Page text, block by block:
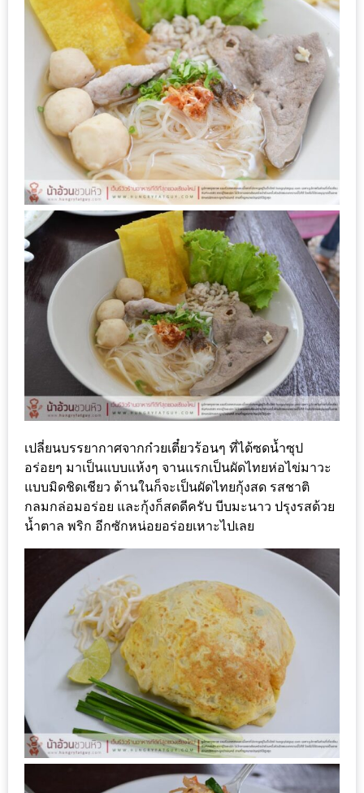
กั๋น
บน
INSTAGRAM
รวม
โปร
โม
ชั่
นวัน
แม่
แห่ง
ชาติ
ร้าน
หมู
กระทะ
ทั่ว
เชียงใหม่
ราคา
ไม่
เกิน
200
บาท
รีวิว
ดี
กับ
วงใน
แจก
ฟรี
LINE
GIFTCODE!
ลายแทง
เปลี่ยนบรรยากาศจากก๋วยเตี๋ยวร้อนๆ ที่ได้ซดน้ำซุป
อร่อยๆ มาเป็นแบบแห้งๆ จานแรกเป็นผัดไทยห่อไข่มาวะ
แบบมิดชิดเชียว ด้านในก็จะเป็นผัดไทยกุ้งสด รสชาติ
กลมกล่อมอร่อย และกุ้งก็สดดีครับ บีบมะนาว ปรุงรสด้วย
น้ำตาล พริก อีกซักหน่อยอร่อยเหาะไปเลย